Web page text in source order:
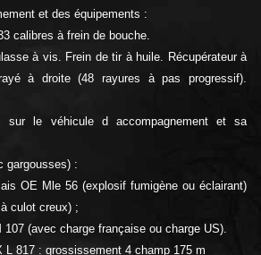
et des équipements :
calibres à frein de bouche.
à vis. Frein de tir à huile. Récupérateur à
à droite (48 rayures à pas progressif).
sur le véhicule d accompagnement et sa
gargousses) :
OE Mle 56 (explosif fumigène ou éclairant)
culot creux) ;
(avec charge française ou charge US).
L 817 : grossissement 4 champ 175 m